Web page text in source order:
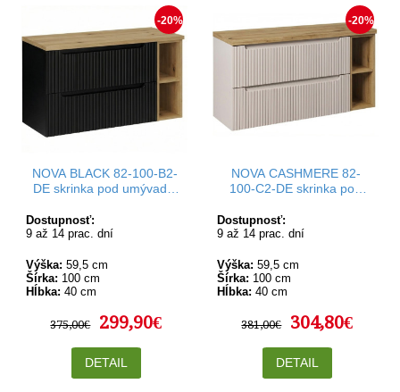
-20%
NOVA BLACK 82-100-B2-
DE skrinka pod umývadlo
Dostupnosť:
9 až 14 prac. dní
Výška: 59,5 cm
Šírka: 100 cm
Hĺbka: 40 cm
375,00€ 299,90€
DETAIL
-20%
NOVA CASHMERE 82-
100-C2-DE skrinka pod
Dostupnosť:
9 až 14 prac. dní
Výška: 59,5 cm
Šírka: 100 cm
Hĺbka: 40 cm
381,00€ 304,80€
DETAIL